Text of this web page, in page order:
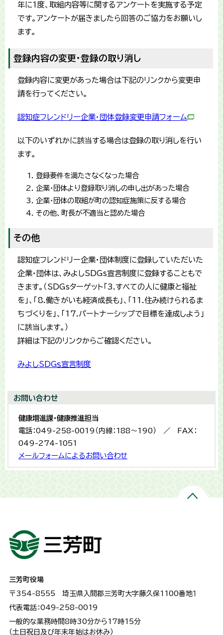
年に1度、取組内容等に関するアンケートを実施する予定
です。アンケートが届きましたら回答のご協力をお願いし
ます。
登録内容の変更・登録の取り消し
登録内容に変更があった場合は下記のリンクから変更申
請を行ってください。
認知症フレンドリー企業・団体登録変更申請フォーム
以下のいずれかに該当する場合は登録の取り消しを行い
ます。
登録要件を満たさなくなった場合
企業・団体より登録取り消しの申し出があった場合
企業・団体の取組が町の認知症施策に反する場合
その他、町長が不適当と認めた場合
その他
認知症フレンドリー企業・団体制度に登録していただいた
企業・団体は、みよしSDGs宣言制度に登録することもで
きます。（SDGsターゲット「3.すべての人に健康と福祉
を」、「8.働きがいも経済成長も」、「11.住み続けられるま
ちづくりを」、「17.パートナーシップで目標を達成しよう」
に該当します。）
詳細は下記のリンクからご確認ください。
みよしSDGｓ宣言制度
お問い合わせ
健康増進課・健康推進担当
電話：049-258-0019（内線：188～190） ／ FAX：
049-274-1051
メールフォームによるお問い合わせ
三芳町役場
〒354-8555 埼玉県入間郡三芳町大字藤久保1100番地１
代表電話：049-258-0019
一般的な業務時間8時30分から17時15分
（土日祝日及び年末年始はお休み）